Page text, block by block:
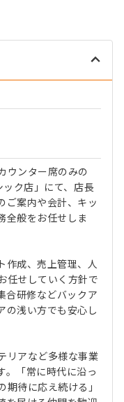
ウンター席のみの
ック店」にて、店長
ご案内や会計、キッ
全般をお任せしま
作成、売上管理、人
任せしていく方針で
合研修などバックア
の浅い方でも安心し
リアなど多様な事業
。「常に時代に沿っ
期待に応え続ける」